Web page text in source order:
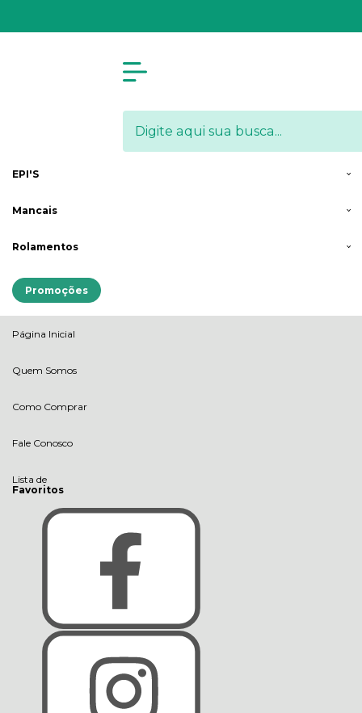
Mensageiras
EPI'S
Mancais
Rolamentos
Promoções
Página Inicial
Quem Somos
Como Comprar
Fale Conosco
Lista de
Favoritos